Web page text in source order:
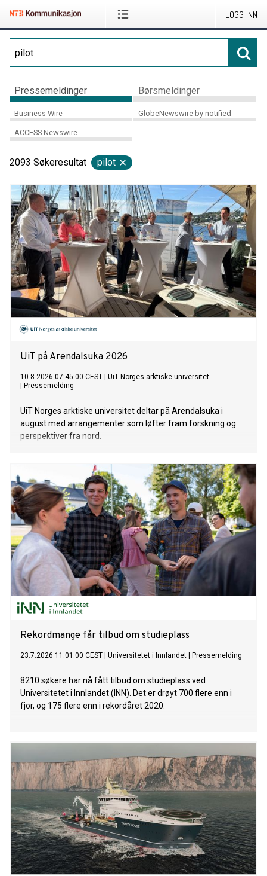
LOGG INN
Pressemeldinger Børsmeldinger
Business Wire GlobeNewswire by notified
ACCESS Newswire
2093 Søkeresultat pilot
UiT på Arendalsuka 2026
10.8.2026 07:45:00 CEST
UiT Norges arktiske universitet
Pressemelding
UiT Norges arktiske universitet deltar på Arendalsuka i
august med arrangementer som løfter fram forskning og
perspektiver fra nord.
Rekordmange får tilbud om studieplass
23.7.2026 11:01:00 CEST Universitetet i Innlandet Pressemelding
8210 søkere har nå fått tilbud om studieplass ved
Universitetet i Innlandet (INN). Det er drøyt 700 flere enn i
fjor, og 175 flere enn i rekordåret 2020.